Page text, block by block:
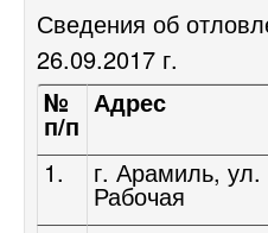
Сведения об
26.09.2017 г.
№
п/п
Адрес
1.
г. Арамиль, ул.
Рабочая